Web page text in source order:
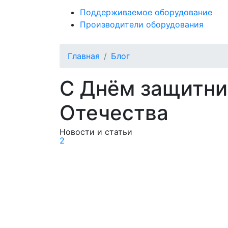
Поддерживаемое оборудование
Производители оборудования
Главная Блог
С Днём
Отечества
Новости и статьи
2